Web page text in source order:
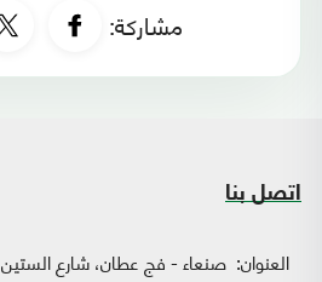
مشاركة:
اتصل بنا
العنوان: صنعاء - فج عطان، شارع الستين